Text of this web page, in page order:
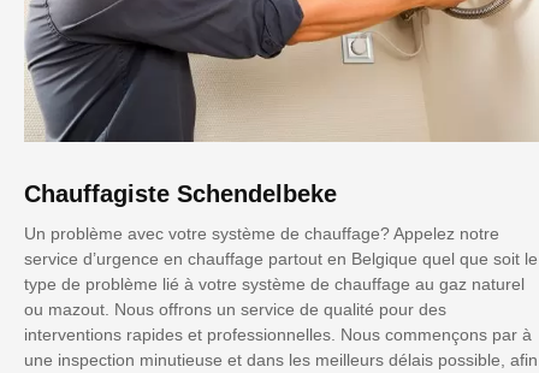
Chauffagiste Schendelbeke
Un problème avec votre système de chauffage? Appelez notre
service d’urgence en chauffage partout en Belgique quel que soit le
type de problème lié à votre système de chauffage au gaz naturel
ou mazout. Nous offrons un service de qualité pour des
interventions rapides et professionnelles. Nous commençons par à
une inspection minutieuse et dans les meilleurs délais possible, afin